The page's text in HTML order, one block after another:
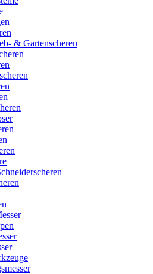
& Gartenscheren